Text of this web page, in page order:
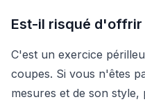
Est-il risqué d'offrir
C'est un exercice
coupes. Si vous n'êtes
mesures et de son